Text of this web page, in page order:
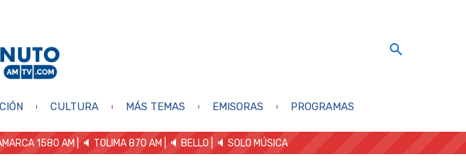
CULTURA MÁS TEMAS EMISORAS PROGRAMAS
1580 AM | 🔈 TOLIMA 870 AM | 🔈 BELLO 🔈 SOLO MÚSICA